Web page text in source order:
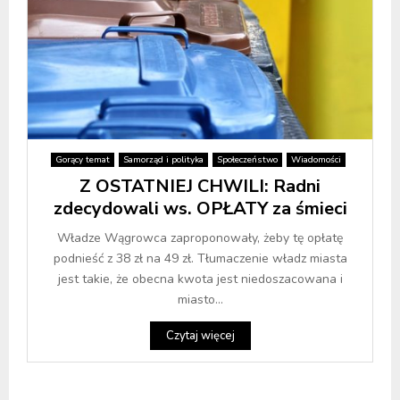
Gorący temat Samorząd i polityka Społeczeństwo Wiadomości
Z OSTATNIEJ CHWILI: Radni
zdecydowali ws. OPŁATY za śmieci
Władze Wągrowca zaproponowały, żeby tę opłatę
podnieść z 38 zł na 49 zł. Tłumaczenie władz miasta
jest takie, że obecna kwota jest niedoszacowana i
miasto...
Czytaj więcej